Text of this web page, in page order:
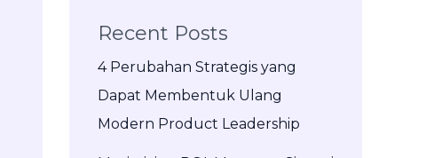
Recent Posts
4 Perubahan Strategis yang
Dapat Membentuk Ulang
Modern Product Leadership